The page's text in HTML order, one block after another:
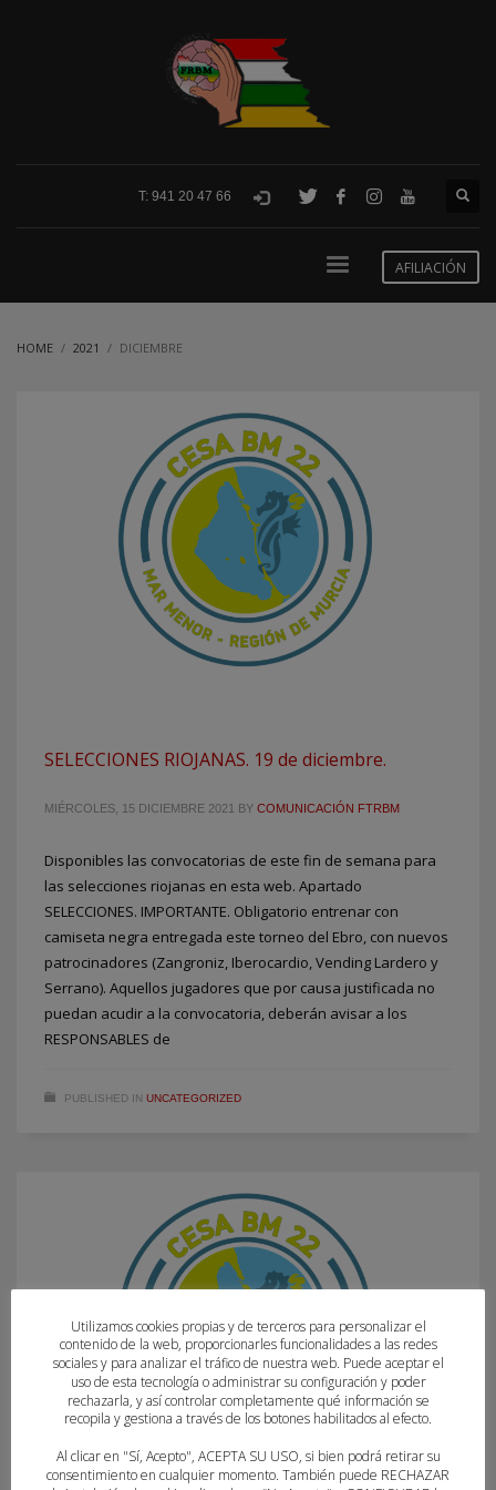
T: 941 20 47 66
AFILIACIÓN
HOME 2021 DICIEMBRE
SELECCIONES RIOJANAS. 19 de diciembre.
MIÉRCOLES, 15 DICIEMBRE 2021 BY COMUNICACIÓN FTRBM
Disponibles las convocatorias de este fin de semana para
las selecciones riojanas en esta web. Apartado
SELECCIONES. IMPORTANTE. Obligatorio entrenar con
camiseta negra entregada este torneo del Ebro, con nuevos
patrocinadores (Zangroniz, Iberocardio, Vending Lardero y
Serrano). Aquellos jugadores que por causa justificada no
puedan acudir a la convocatoria, deberán avisar a los
RESPONSABLES de
PUBLISHED IN UNCATEGORIZED
Utilizamos cookies propias y de terceros para personalizar el
contenido de la web, proporcionarles funcionalidades a las redes
sociales y para analizar el tráfico de nuestra web. Puede aceptar el
uso de esta tecnología o administrar su configuración y poder
rechazarla, y así controlar completamente qué información se
recopila y gestiona a través de los botones habilitados al efecto.
Al clicar en "Sí, Acepto", ACEPTA SU USO, si bien podrá retirar su
consentimiento en cualquier momento. También puede RECHAZAR